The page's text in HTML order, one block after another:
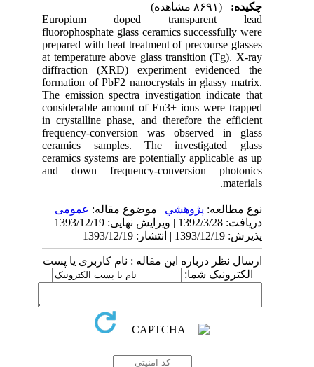
چکیده:
Europium doped transparent lead
fluorophosphate glass ceramics successfully were
prepared with heat treatment of precourse glasses
at temperature above glass transition (Tg). X-ray
diffraction (XRD) experiment evidenced the
formation of PbF2 nanocrystals in glassy matrix.
The emission spectra investigation indicate that
considerable amount of Eu3+ ions were trapped
in crystalline phase, and therefore the efficient
frequency-conversion was observed in glass
ceramics samples. The investigated glass
ceramics systems are potentially applicable as up
and down frequency-conversion photonics
materials.
نوع مطالعه:پژوهشي| موضوع مقاله:عمومى
دریافت: 1392/3/28 | ویرایش نهایی: 1393/12/19 |
پذیرش: 1393/12/19 | انتشار: 1393/12/19
ارسال نظر درباره این مقاله : نام کاربری یا پست
الکترونیک شما: